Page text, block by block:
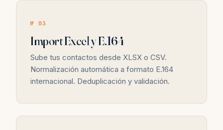
№ 03
Import Excel y E.164
Sube tus contactos desde XLSX o CSV.
Normalización automática a formato E.164
internacional. Deduplicación y validación.